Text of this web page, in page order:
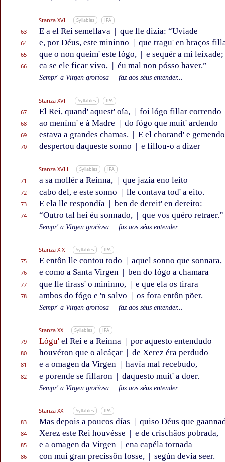
Stanza XVI Syllables IPA
63 E a el Rei semellava | que lle dizía: “Uviade
64 e, por Déus, este mininno | que tragu' en braços
65 que o non queim' este fógo, | e sequér a mi leixade;
66 ca se ele ficar vivo, | éu mal non pósso haver.”
Sempr' a Virgen grorïosa faz aos séus entender...
Stanza XVII Syllables IPA
67 El Rei, quand' aquest' oía, | foi lógo fillar correndo
68 ao menínn' e à Madre | do fógo que muit' ardendo
69 estava a grandes chamas. | E el chorand' e gemendo
70 despertou daqueste sonno | e fillou-o a dizer
Stanza XVIII Syllables IPA
71 a sa mollér a Reínna, | que jazía eno leito
72 cabo del, e este sonno | lle contava tod' a eito.
73 E ela lle respondía | ben de dereit' en dereito:
74 “Outro tal hei éu sonnado, | que vos quéro retraer.”
Sempr' a Virgen grorïosa faz aos séus entender...
Stanza XIX Syllables IPA
75 E entôn lle contou todo | aquel sonno que sonnara,
76 e como a Santa Virgen | ben do fógo a chamara
77 que lle tirass' o mininno, | e que ela os tirara
78 ambos do fógo e 'n salvo | os fora entôn põer.
Sempr' a Virgen grorïosa faz aos séus entender...
Stanza XX Syllables IPA
79 Lógu' el Rei e a Reínna | por aquesto entendudo
80 houvéron que o alcáçar | de Xerez éra perdudo
81 e a omagen da Virgen | havía mal recebudo,
82 e porende se fillaron | daquesto muit' a doer.
Sempr' a Virgen grorïosa faz aos séus entender...
Stanza XXI Syllables IPA
83 Mas depois a poucos días | quiso Déus que
84 Xerez este Rei houvésse | e de crischãos pobrada,
85 e a omagen da Virgen | ena capéla tornada
86 con mui gran precissôn fosse, | según devía seer.